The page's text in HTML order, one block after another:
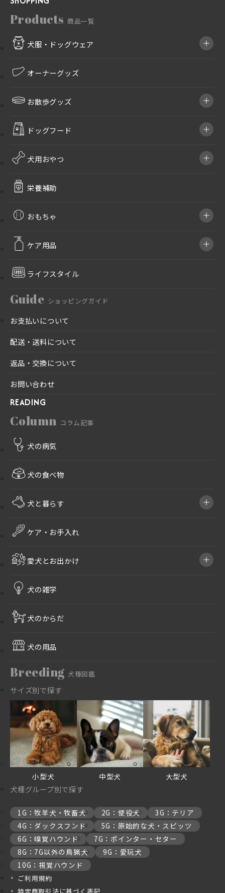
Products 商品一覧
犬服・ドッグウェア
オーナーグッズ
お散歩グッズ
ドッグフード
犬用おやつ
栄養補助
おもちゃ
ケア用品
ライフスタイル
Guide ショッピングガイド
お支払いについて
配送・送料について
返品・交換について
お問い合わせ
READING
Column コラム記事
犬の病気
犬の食べ物
犬と暮らす
ケア・お手入れ
愛犬とお出かけ
犬の雑学
犬のからだ
犬の用品
Breeding 犬種図鑑
サイズ別で探す
小型犬 中型犬 大型犬
犬種グループ別で探す
1G：牧羊犬・牧畜犬 2G：使役犬
3G：テリア
4G：ダックスフンド
5G：原始的な犬・スピッツ
6G：嗅覚ハウンド
7G：ポインター・セター
8G：7G以外の鳥猟犬
9G：愛玩犬
10G：視覚ハウンド
ご利用規約
特定商取引法に基づく表記